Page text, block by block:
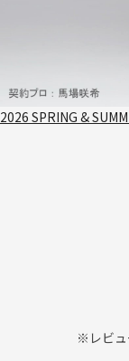
2026 SPRING &
※レビュ